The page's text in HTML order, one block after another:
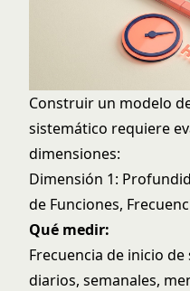
Construir un modelo
sistemático requiere
dimensiones:
Dimensión 1:
de Funciones,
Qué medir:
Frecuencia de inicio
diarios, semanales,